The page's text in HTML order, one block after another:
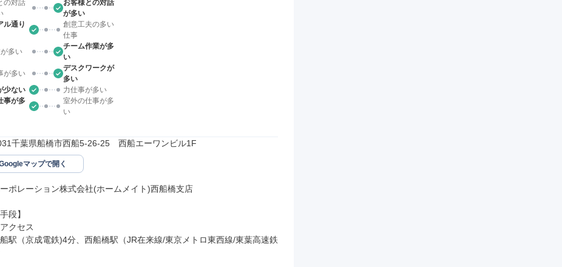
の対話
お客様との対話
が多い
ル通り
創意工夫の多い
仕事
多い
チーム作業が多
い
が多い
デスクワークが
多い
少ない
力仕事が多い
事が多
室外の仕事が多
い
千葉県船橋市西船5-26-25　西船エーワンビル1F
マップで開く
ポレーション株式会社(ホームメイト)西船橋支店
段】
クセス
駅（京成電鉄)4分、西船橋駅（JR在来線/東京メトロ東西線/東葉高速鉄